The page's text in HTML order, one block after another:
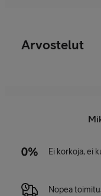
Arvostelut
Ei korkoja, ei
Nopea